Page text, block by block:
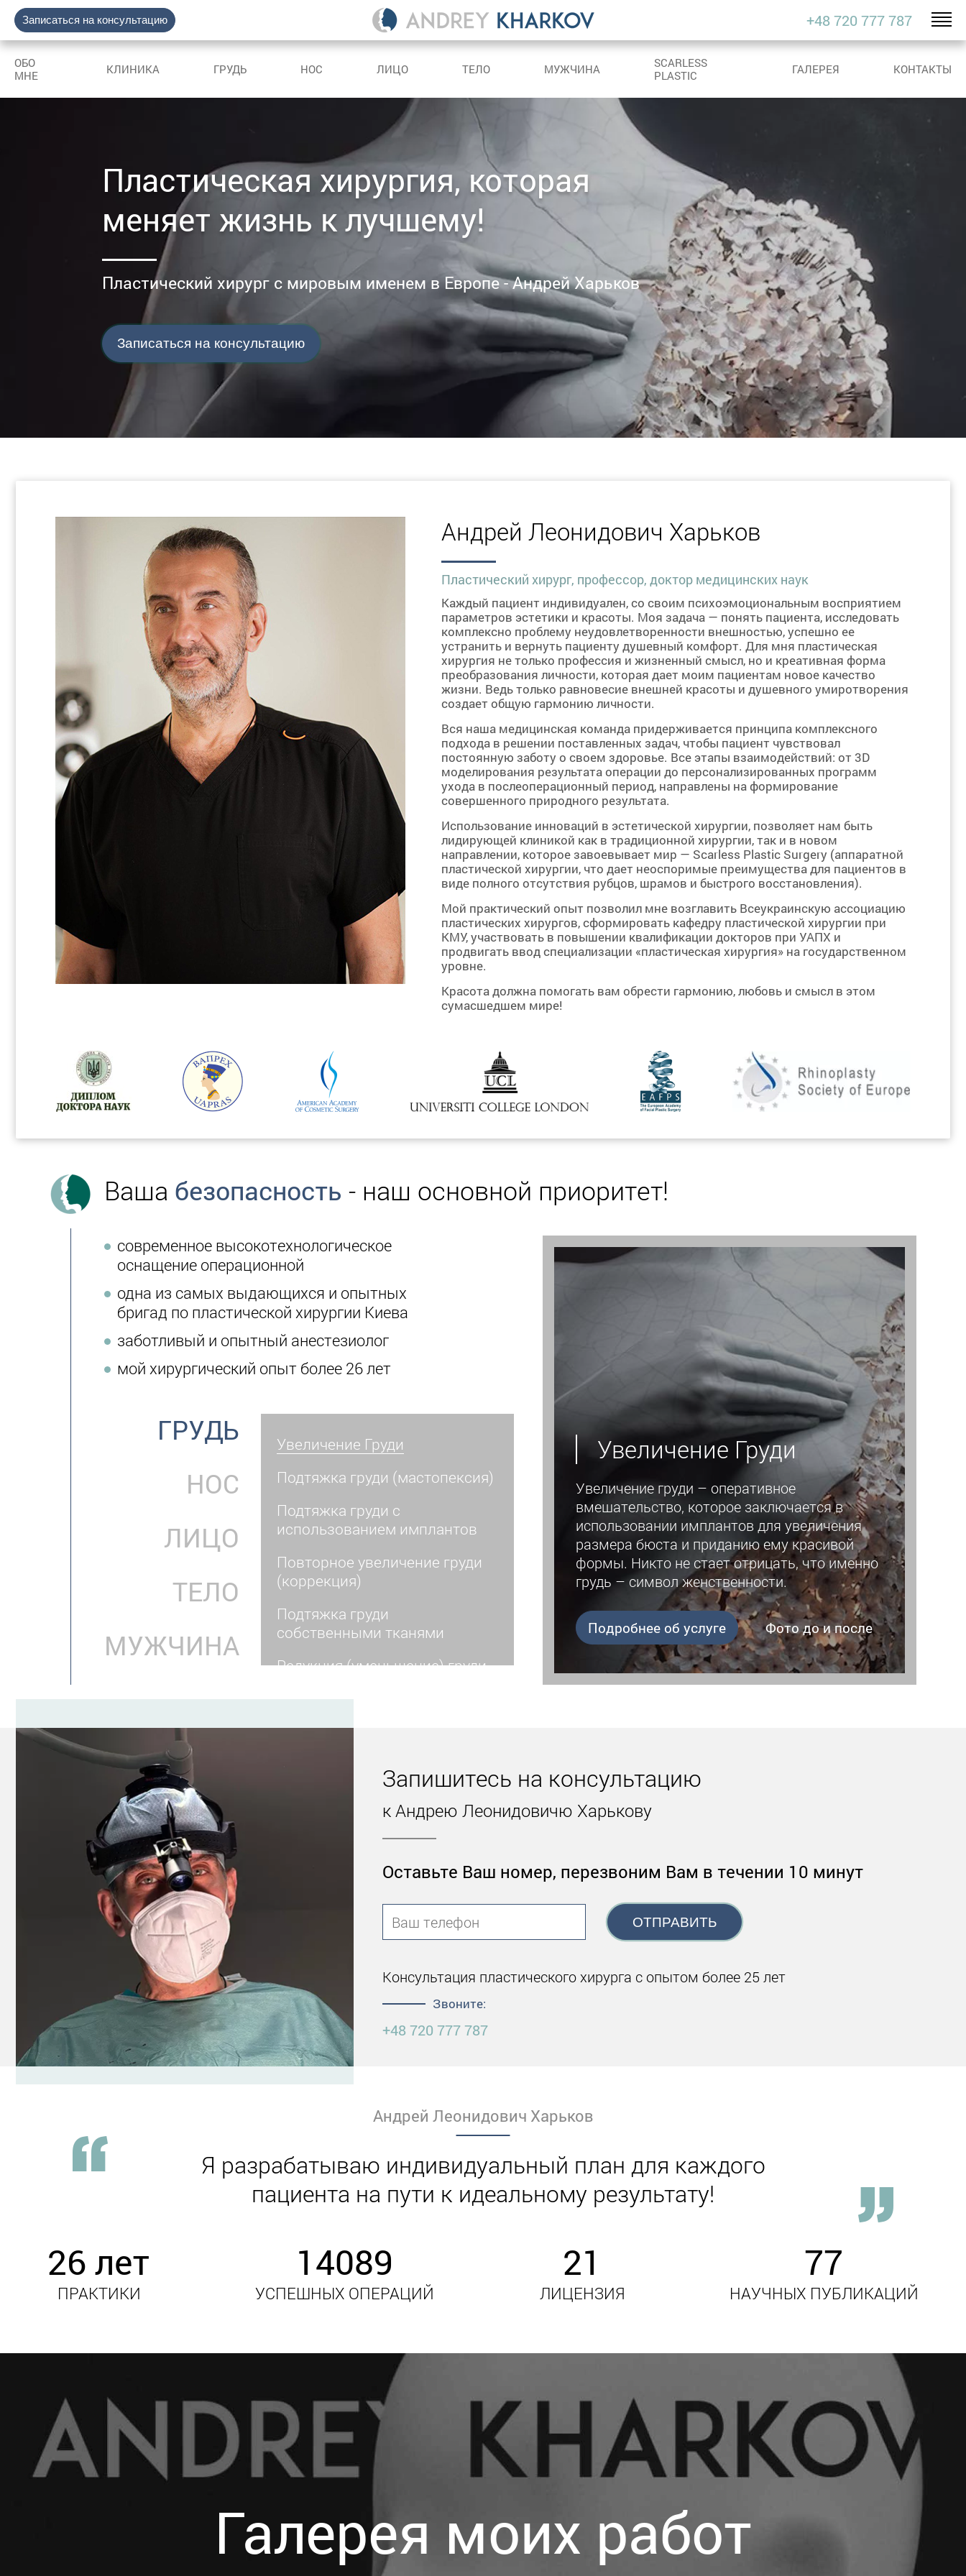
Записаться на консультацию +48 720 777 787
ОБО
МНЕ
КЛИНИКА ГРУДЬ НОС ЛИЦО ТЕЛО МУЖЧИНА
SCARLESS
PLASTIC
ГАЛЕРЕЯ КОНТАКТЫ
Пластическая хирургия, которая
меняет жизнь к лучшему!
Пластический хирург с мировым именем в Европе - Андрей Харьков
Записаться на консультацию
Андрей Леонидович Харьков
Пластический хирург, профессор, доктор медицинских наук
Каждый пациент индивидуален, со своим психоэмоциональным восприятием
параметров эстетики и красоты. Моя задача — понять пациента, исследовать
комплексно проблему неудовлетворенности внешностью, успешно ее
устранить и вернуть пациенту душевный комфорт. Для мня пластическая
хирургия не только профессия и жизненный смысл, но и креативная форма
преобразования личности, которая дает моим пациентам новое качество
жизни. Ведь только равновесие внешней красоты и душевного умиротворения
создает общую гармонию личности.
Вся наша медицинская команда придерживается принципа комплексного
подхода в решении поставленных задач, чтобы пациент чувствовал
постоянную заботу о своем здоровье. Все этапы взаимодействий: от 3D
моделирования результата операции до персонализированных программ
ухода в послеоперационный период, направлены на формирование
совершенного природного результата.
Использование инноваций в эстетической хирургии, позволяет нам быть
лидирующей клиникой как в традиционной хирургии, так и в новом
направлении, которое завоевывает мир — Scarless Plastic Surgery (аппаратной
пластической хирургии, что дает неоспоримые преимущества для пациентов в
виде полного отсутствия рубцов, шрамов и быстрого восстановления).
Мой практический опыт позволил мне возглавить Всеукраинскую ассоциацию
пластических хирургов, сформировать кафедру пластической хирургии при
КМУ, участвовать в повышении квалификации докторов при УАПХ и
продвигать ввод специализации «пластическая хирургия» на государственном
уровне.
Красота должна помогать вам обрести гармонию, любовь и смысл в этом
сумасшедшем мире!
Ваша безопасность - наш основной приоритет!
современное высокотехнологическое
оснащение операционной
одна из самых выдающихся и опытных
бригад по пластической хирургии Киева
заботливый и опытный анестезиолог
мой хирургический опыт более 26 лет
ГРУДЬ
НОС
ЛИЦО
ТЕЛО
МУЖЧИНА
Увеличение Груди
Подтяжка груди (мастопексия)
Подтяжка груди с
использованием имплантов
Повторное увеличение груди
(коррекция)
Подтяжка груди
собственными тканями
Редукция (уменьшение) груди
Реконструкция груди
Пластика сосков, ареол
Увеличение Груди
Увеличение груди – оперативное
вмешательство, которое заключается в
использовании имплантов для увеличения
размера бюста и приданию ему красивой
формы. Никто не стает отрицать, что именно
грудь – символ женственности.
Подробнее об услуге Фото до и после
Запишитесь на консультацию
к Андрею Леонидовичю Харькову
Оставьте Ваш номер, перезвоним Вам в течении 10 минут
ОТПРАВИТЬ
Консультация пластического хирурга с опытом более 25 лет
Звоните:
+48 720 777 787
Андрей Леонидович Харьков
Я разрабатываю индивидуальный план для каждого
пациента на пути к идеальному результату!
26 лет
ПРАКТИКИ
14128
УСПЕШНЫХ ОПЕРАЦИЙ
21
ЛИЦЕНЗИЯ
77
НАУЧНЫХ ПУБЛИКАЦИЙ
Галерея моих работ